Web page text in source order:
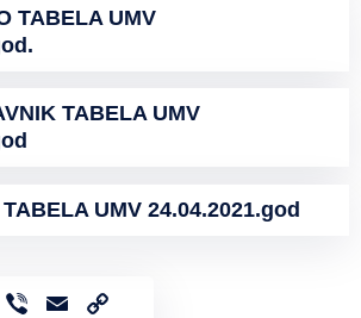
TABELA UMV
TABELA UMV
UMV 24.04.2021.god
WhatsApp
Viber Email